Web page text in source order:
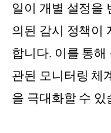
일이 개별 설정을
의된 감시 정책이
합니다. 이를 통해
관된 모니터링 체
을 극대화할 수 있